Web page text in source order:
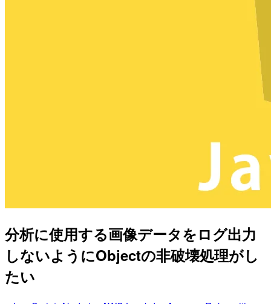
分析に使用する画像データをログ出力
しないようにObjectの非破壊処理がし
たい